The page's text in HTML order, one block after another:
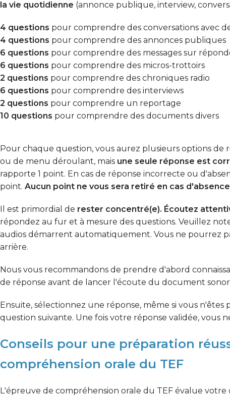
la vie quotidienne (annonce publique, interview,
4 questions pour comprendre des conversations avec
4 questions pour comprendre des annonces publiques
6 questions pour comprendre des messages sur
6 questions pour comprendre des micros-trottoirs
2 questions pour comprendre des chroniques radio
6 questions pour comprendre des interviews
2 questions pour comprendre un reportage
10 questions pour comprendre des documents divers
Pour chaque question, vous aurez plusieurs options de
ou de menu déroulant, mais une seule réponse est
rapporte 1 point. En cas de réponse incorrecte ou
point. Aucun point ne vous sera retiré en cas
Il est primordial de rester concentré(e). Écoutez
répondez au fur et à mesure des questions. Veuillez
audios démarrent automatiquement. Vous ne pourrez
arrière.
Nous vous recommandons de prendre d'abord
de réponse avant de lancer l'écoute du document
Ensuite, sélectionnez une réponse, même si vous n'êtes
question suivante. Une fois votre réponse validée, vous
Conseils pour une préparation
compréhension orale du TEF
L'épreuve de compréhension orale du TEF évalue